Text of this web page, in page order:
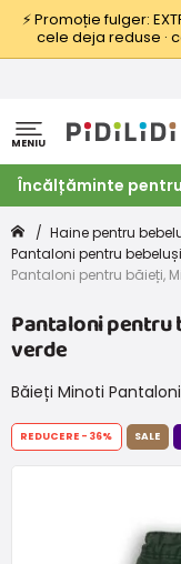
⚡ Promoție fulger:
cele deja reduse ·
MENIU
Încălțăminte
Haine pentru
Pantaloni pentru
Pantaloni pentru băieți,
Pantaloni pentru
verde
Băieți Minoti
REDUCERE -36% SALE